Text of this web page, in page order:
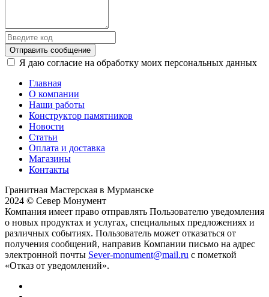
Отправить сообщение
Я даю согласие на обработку моих персональных данных
Главная
О компании
Наши работы
Конструктор памятников
Новости
Статьи
Оплата и доставка
Магазины
Контакты
Гранитная Мастерская в Мурманске
2024 © Север Монумент
Компания имеет право отправлять Пользователю уведомления
о новых продуктах и услугах, специальных предложениях и
различных событиях. Пользователь может отказаться от
получения сообщений, направив Компании письмо на адрес
электронной почты Sever-monument@mail.ru с пометкой
«Отказ от уведомлений».